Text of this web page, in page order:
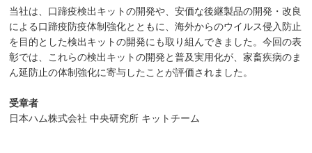
当社は、口蹄疫検出キットの開発や、安価な後継製品の開発・改良
による口蹄疫防疫体制強化とともに、海外からのウイルス侵入防止
を目的とした検出キットの開発にも取り組んできました。今回の表
彰では、これらの検出キットの開発と普及実用化が、家畜疾病のま
ん延防止の体制強化に寄与したことが評価されました。
受章者
日本ハム株式会社 中央研究所 キットチーム